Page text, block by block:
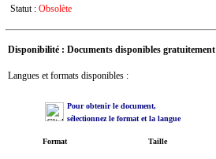
Statut : Obsolète
Disponibilité : Documents disponibles gratuitement
Langues et formats disponibles :
Pour obtenir le document,
sélectionnez le format et la langue
Format Taille